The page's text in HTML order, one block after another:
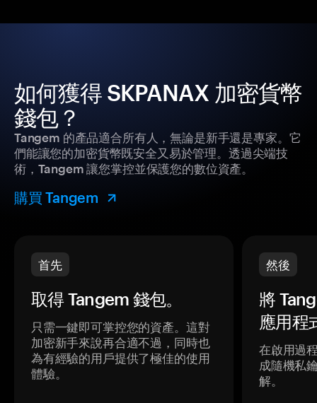
如何獲得 SKPANAX 加密貨幣
錢包？
Tangem 的產品適合所有人，無論是新手還是專家。它
們能讓您的加密貨幣既安全又易於管理。透過尖端技
術，Tangem 讓您掌控並保護您的數位資產。
購買 Tangem
首先
取得 Tangem 錢包。
只需一鍵即可掌控您的資產。這對
加密新手來說再合適不過，同時也
為有經驗的用戶提供了極佳的使用
體驗。
然後
將
應用程
在啟用過
成隨機私
解。